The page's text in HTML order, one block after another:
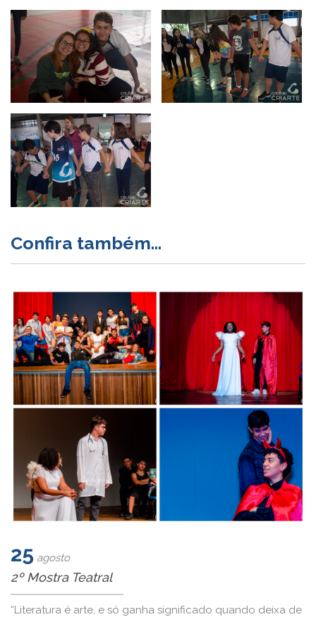
Confira também...
25 agosto
2º Mostra Teatral
“Literatura é arte, e só ganha significado quando deixa de